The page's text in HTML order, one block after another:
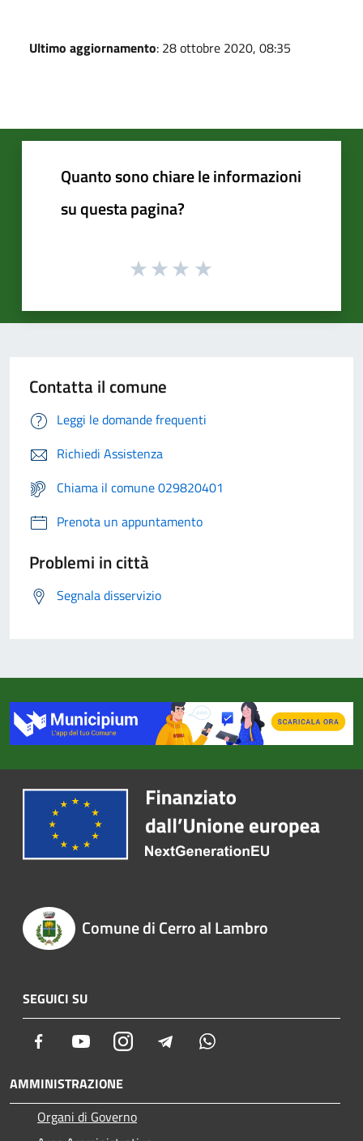
Ultimo aggiornamento: 28 ottobre 2020, 08:35
Quanto sono chiare le informazioni
su questa pagina?
Contatta il comune
Leggi le domande frequenti
Richiedi Assistenza
Chiama il comune 029820401
Prenota un appuntamento
Problemi in città
Segnala disservizio
Comune di Cerro al Lambro
SEGUICI SU
Facebook YoutubeInstagram Telegram
AMMINISTRAZIONE
Organi di Governo